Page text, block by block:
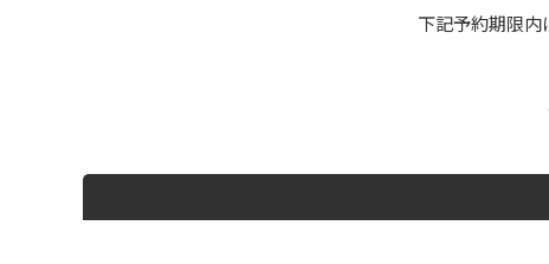
下記予約期限内